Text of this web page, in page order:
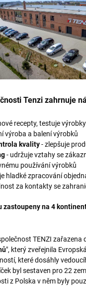
Tenzi zahrnuje
recepty, testuje výrobky
výroba a balení výrobků
kvality- zlepšuje
- udržuje vztahy se
používání výrobků
hladké zpracování
za kontakty se
zastoupeny na 4
TENZI zařazena
", který zveřejnila
které dosáhly
byl sestaven pro 22
z Polska v něm byly